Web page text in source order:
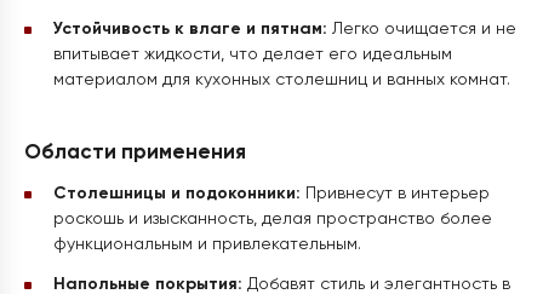
Устойчивость к влаге и пятнам: Легко очищается и не
впитывает жидкости, что делает его идеальным
материалом для кухонных столешниц и ванных комнат.
Области применения
Столешницы и подоконники: Привнесут в интерьер
роскошь и изысканность, делая пространство более
функциональным и привлекательным.
Напольные покрытия: Добавят стиль и элегантность в